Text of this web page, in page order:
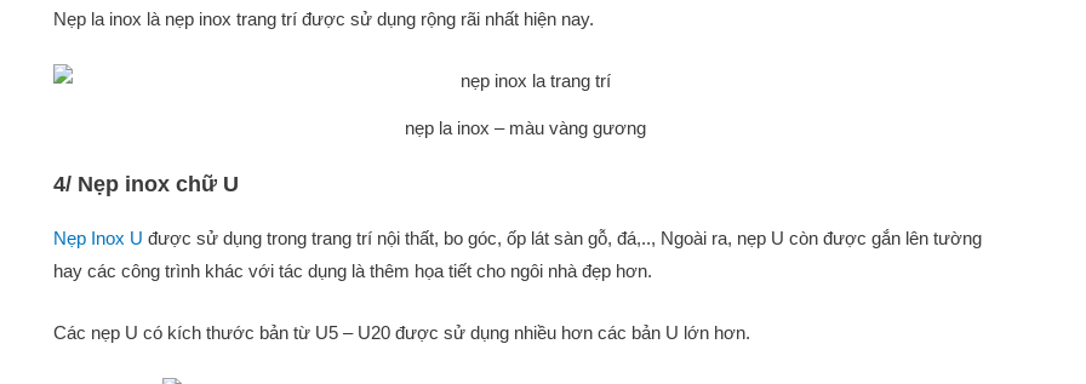
Nẹp la inox là nẹp inox trang trí được sử dụng rộng rãi nhất hiện nay.
nẹp la inox – màu vàng gương
4/ Nẹp inox chữ U
Nẹp Inox U được sử dụng trong trang trí nội thất, bo góc, ốp lát sàn gỗ, đá,.., Ngoài ra, nẹp U còn được gắn lên tường
hay các công trình khác với tác dụng là thêm họa tiết cho ngôi nhà đẹp hơn.
Các nẹp U có kích thước bản từ U5 – U20 được sử dụng nhiều hơn các bản U lớn hơn.